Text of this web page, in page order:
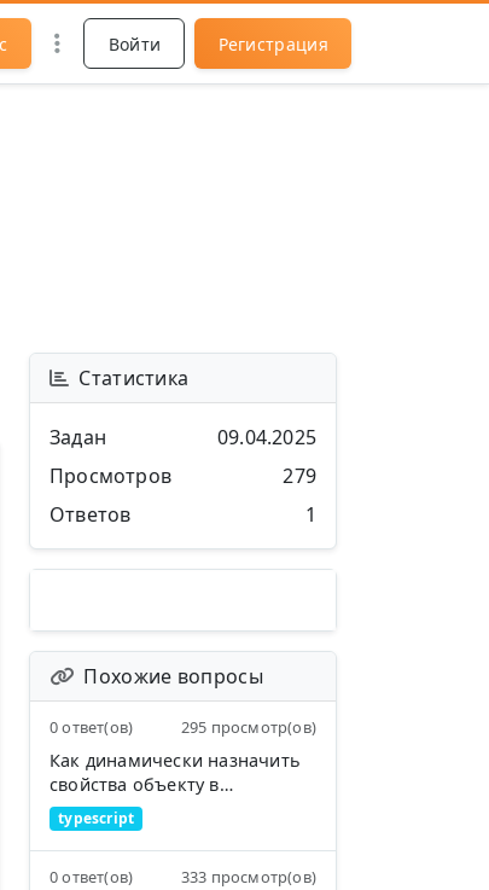
Войти Регистрация
Статистика
Задан
09.04.2025
Просмотров
279
Ответов
1
Похожие вопросы
0 ответ(ов) 295 просмотр(ов)
Как динамически назначить
свойства объекту в
TypeScript?
typescript
0 ответ(ов) 333 просмотр(ов)